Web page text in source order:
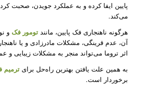
پایین ایفا کرده و به عملکرد جویدن، صحبت
می‌کند.
هرگونه ناهنجاری فک پایین، مانند تومور فکو
آن، عدم قرینگی، مشکلات مادرزادی و یا
اثر تروما می‌تواند منجر به مشکلات زیبایی و
به همین علت یافتن بهترین راه‌حل برای ترمیم
برخوردار است.